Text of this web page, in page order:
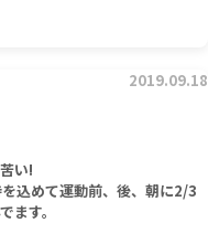
2019.09.18
い!
込めて運動前、後、朝に2/3
ます。